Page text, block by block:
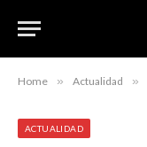
Home » Actualidad »
ACTUALIDAD